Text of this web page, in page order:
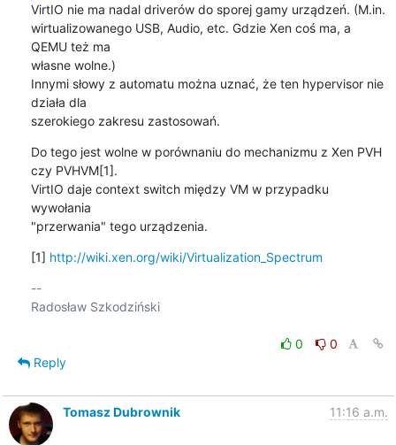
VirtIO nie ma nadal driverów do sporej gamy urządzeń. (M.in.
wirtualizowanego USB, Audio, etc. Gdzie Xen coś ma, a
QEMU też ma
własne wolne.)
Innymi słowy z automatu można uznać, że ten hypervisor nie
działa dla
szerokiego zakresu zastosowań.
Do tego jest wolne w porównaniu do mechanizmu z Xen PVH
czy PVHVM[1].
VirtIO daje context switch między VM w przypadku
wywołania
"przerwania" tego urządzenia.
[1] http://wiki.xen.org/wiki/Virtualization_Spectrum
--
Radosław Szkodziński
0
0
Reply
Tomasz Dubrownik 11:16 a.m.